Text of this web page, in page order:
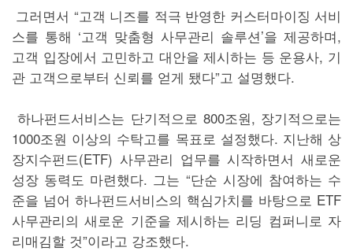
그러면서 “고객 니즈를 적극 반영한 커스터마이징 서비
스를 통해 ‘고객 맞춤형 사무관리 솔루션’을 제공하며,
고객 입장에서 고민하고 대안을 제시하는 등 운용사, 기
관 고객으로부터 신뢰를 얻게 됐다”고 설명했다.
하나펀드서비스는 단기적으로 800조원, 장기적으로는
1000조원 이상의 수탁고를 목표로 설정했다. 지난해 상
장지수펀드(ETF) 사무관리 업무를 시작하면서 새로운
성장 동력도 마련했다. 그는 “단순 시장에 참여하는 수
준을 넘어 하나펀드서비스의 핵심가치를 바탕으로 ETF
사무관리의 새로운 기준을 제시하는 리딩 컴퍼니로 자
리매김할 것”이라고 강조했다.